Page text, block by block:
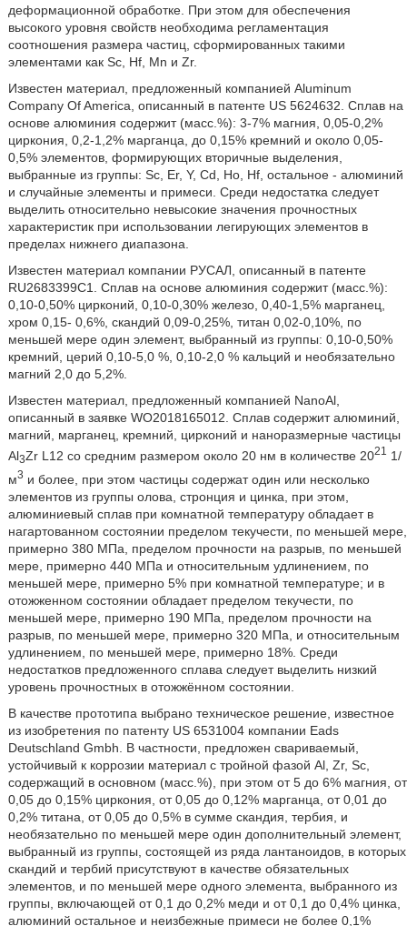
деформационной обработке. При этом для обеспечения
высокого уровня свойств необходима регламентация
соотношения размера частиц, сформированных такими
элементами как Sc, Hf, Mn и Zr.
Известен материал, предложенный компанией Aluminum
Company Of America, описанный в патенте US 5624632. Сплав на
основе алюминия содержит (масс.%): 3-7% магния, 0,05-0,2%
циркония, 0,2-1,2% марганца, до 0,15% кремний и около 0,05-
0,5% элементов, формирующих вторичные выделения,
выбранные из группы: Sc, Er, Y, Cd, Ho, Hf, остальное - алюминий
и случайные элементы и примеси. Среди недостатка следует
выделить относительно невысокие значения прочностных
характеристик при использовании легирующих элементов в
пределах нижнего диапазона.
Известен материал компании РУСАЛ, описанный в патенте
RU2683399C1. Сплав на основе алюминия содержит (масс.%):
0,10-0,50% цирконий, 0,10-0,30% железо, 0,40-1,5% марганец,
хром 0,15- 0,6%, скандий 0,09-0,25%, титан 0,02-0,10%, по
меньшей мере один элемент, выбранный из группы: 0,10-0,50%
кремний, церий 0,10-5,0 %, 0,10-2,0 % кальций и необязательно
магний 2,0 до 5,2%.
Известен материал, предложенный компанией NanoAl,
описанный в заявке WO2018165012. Сплав содержит алюминий,
магний, марганец, кремний, цирконий и наноразмерные частицы
Al3Zr L12 со средним размером около 20 нм в количестве 2021
1/
м3 и более, при этом частицы содержат один или несколько
элементов из группы олова, стронция и цинка, при этом,
алюминиевый сплав при комнатной температуру обладает в
нагартованном состоянии пределом текучести, по меньшей мере,
примерно 380 МПа, пределом прочности на разрыв, по меньшей
мере, примерно 440 МПа и относительным удлинением, по
меньшей мере, примерно 5% при комнатной температуре; и в
отожженном состоянии обладает пределом текучести, по
меньшей мере, примерно 190 МПа, пределом прочности на
разрыв, по меньшей мере, примерно 320 МПа, и относительным
удлинением, по меньшей мере, примерно 18%. Среди
недостатков предложенного сплава следует выделить низкий
уровень прочностных в отожжённом состоянии.
В качестве прототипа выбрано техническое решение, известное
из изобретения по патенту US 6531004 компании Eads
Deutschland Gmbh. В частности, предложен свариваемый,
устойчивый к коррозии материал с тройной фазой Al, Zr, Sc,
содержащий в основном (масс.%), при этом от 5 до 6% магния, от
0,05 до 0,15% циркония, от 0,05 до 0,12% марганца, от 0,01 до
0,2% титана, от 0,05 до 0,5% в сумме скандия, тербия, и
необязательно по меньшей мере один дополнительный элемент,
выбранный из группы, состоящей из ряда лантаноидов, в которых
скандий и тербий присутствуют в качестве обязательных
элементов, и по меньшей мере одного элемента, выбранного из
группы, включающей от 0,1 до 0,2% меди и от 0,1 до 0,4% цинка,
алюминий остальное и неизбежные примеси не более 0,1%